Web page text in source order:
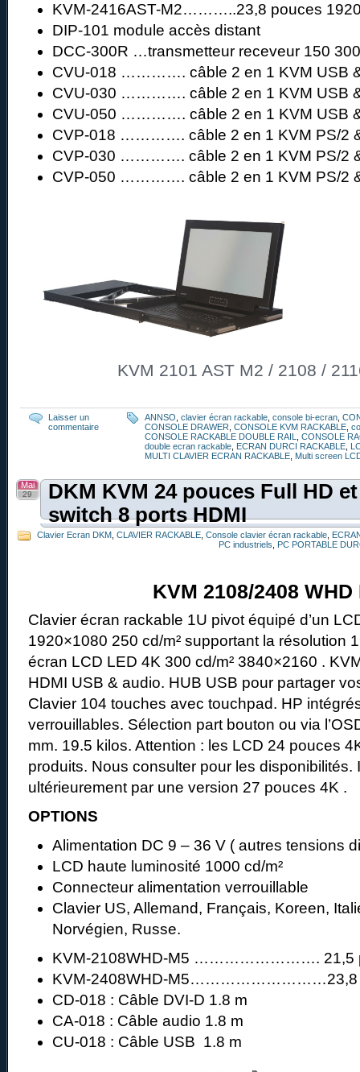
KVM-2416AST-M2………..23,8 pouces
DIP-101 module accès distant
DCC-300R …transmetteur receveur 150
CVU-018 …………. câble 2 en 1 KVM USB
CVU-030 …………. câble 2 en 1 KVM USB
CVU-050 …………. câble 2 en 1 KVM USB
CVP-018 …………. câble 2 en 1 KVM PS/2
CVP-030 …………. câble 2 en 1 KVM PS/2
CVP-050 …………. câble 2 en 1 KVM PS/2
KVM 2101 AST M2 / 2108 /
Laisser un
commentaire
ANNSO clavier écran rackable console bi-ecran
CONSOLE DRAWER CONSOLE KVM RACKABLE
CONSOLE RACKABLE DOUBLE RAIL
CONSOLE
double ecran rackable ECRAN DURCI RACKABLE
MULTI CLAVIER ECRAN RACKABLE Multi screen
DKM KVM 24 pouces Full HD
switch 8 ports HDMI
Mai
29
Clavier Ecran DKM CLAVIER RACKABLE Console clavier écran rackable
PC industriels
PC PORTABLE
KVM 2108/2408 WHD
Clavier écran rackable 1U pivot équipé d’un
1920×1080 250 cd/m² supportant la résolution
écran LCD LED 4K 300 cd/m² 3840×2160 .
HDMI USB & audio. HUB USB pour partager
Clavier 104 touches avec touchpad. HP
verrouillables. Sélection part bouton ou via
mm. 19.5 kilos. Attention : les LCD 24 pouces
produits. Nous consulter pour les disponibilités.
ultérieurement par une version 27 pouces 4K .
OPTIONS
Alimentation DC 9 – 36 V ( autres tensions
LCD haute luminosité 1000 cd/m²
Connecteur alimentation verrouillable
Clavier US, Allemand, Français, Koreen,
Norvégien, Russe.
KVM-2108WHD-M5 ……………………. 21,5
KVM-2408WHD-M5………………………23,8
CD-018 : Câble DVI-D 1.8 m
CA-018 : Câble audio 1.8 m
CU-018 : Câble USB 1.8 m